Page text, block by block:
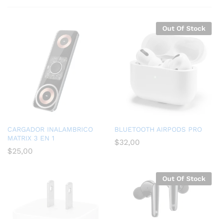
CARGADOR INALAMBRICO
MATRIX 3 EN 1
$25,00
Out Of Stock
BLUETOOTH AIRPODS PRO
$32,00
Out Of Stock